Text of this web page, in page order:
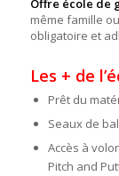
Offre école de
même famille
obligatoire et
Les + de
Prêt du
Seaux de
Accès à
Pitch and